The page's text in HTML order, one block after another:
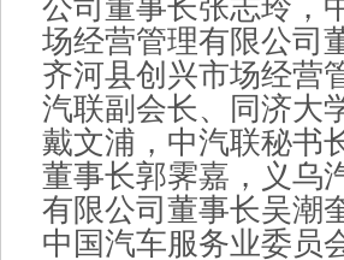
公司董事长张志玲，
场经营管理有限公司
齐河县创兴市场经营
汽联副会长、同济大
戴文浦，中汽联秘书
董事长郭霁嘉，义乌
有限公司董事长吴潮
中国汽车服务业委员